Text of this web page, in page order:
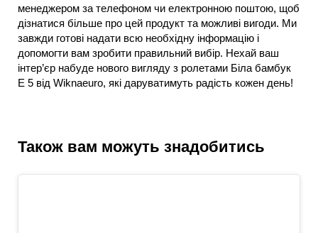
менеджером за телефоном чи електронною поштою, щоб
дізнатися більше про цей продукт та можливі вигоди. Ми
завжди готові надати всю необхідну інформацію і
допомогти вам зробити правильний вибір. Нехай ваш
інтер’єр набуде нового вигляду з ролетами Біла бамбук
E 5 від Wiknaeuro, які даруватимуть радість кожен день!
Також вам можуть знадобитись